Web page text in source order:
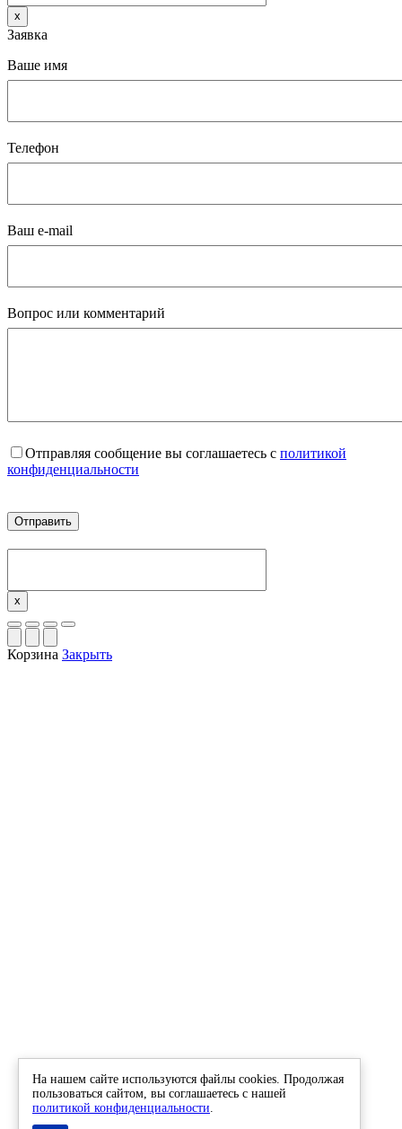
x
Заявка
Ваше имя
Телефон
Ваш e-mail
Вопрос или комментарий
Отправляя сообщение вы соглашаетесь с политикой
конфиденциальности
x
Корзина Закрыть
На нашем сайте используются файлы cookies. Продолжая
пользоваться сайтом, вы соглашаетесь с нашей
политикой конфиденциальности.